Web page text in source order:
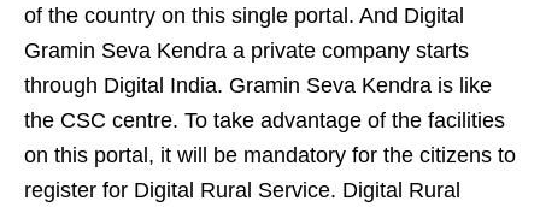
of the country on this single portal. And Digital
Gramin Seva Kendra a private company starts
through Digital India. Gramin Seva Kendra is like
the CSC centre. To take advantage of the facilities
on this portal, it will be mandatory for the citizens to
register for Digital Rural Service. Digital Rural